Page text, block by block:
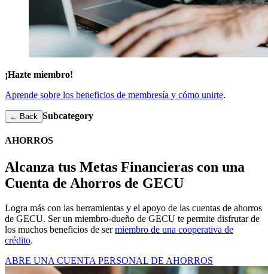
¡Hazte miembro!
Aprende sobre los beneficios de membresía y cómo unirte.
← Back Subcategory
AHORROS
Alcanza tus Metas Financieras con una
Cuenta de Ahorros de GECU
Logra más con las herramientas y el apoyo de las cuentas de ahorros
de GECU. Ser un miembro-dueño de GECU te permite disfrutar de
los muchos beneficios de sermiembro de una cooperativa de
crédito.
ABRE UNA CUENTA PERSONAL DE AHORROS